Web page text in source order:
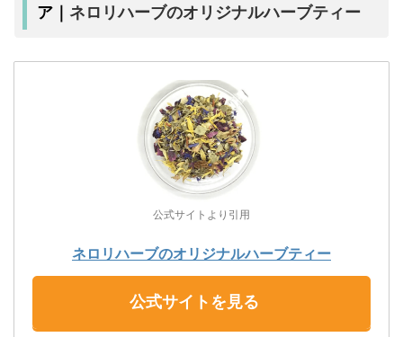
ア｜ ネロリハーブのオリジナルハーブティー
公式サイトより引用
ネロリハーブのオリジナルハーブティー
公式サイトを見る